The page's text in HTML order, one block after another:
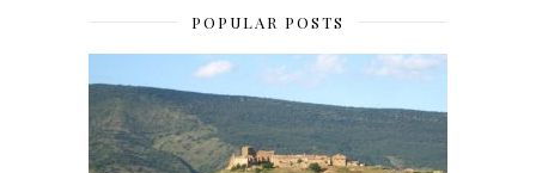
POPULAR POSTS